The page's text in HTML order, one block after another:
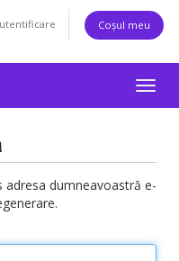
Coșul meu
dumneavoastră e-